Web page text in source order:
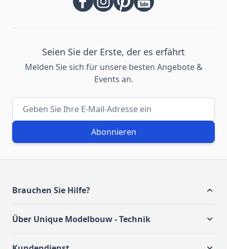
Seien Sie der Erste, der es erfährt
Melden Sie sich für unsere besten Angebote &
Events an.
E-Mail-Adresse
Abonnieren
Brauchen Sie Hilfe?
Über Unique Modelbouw - Technik